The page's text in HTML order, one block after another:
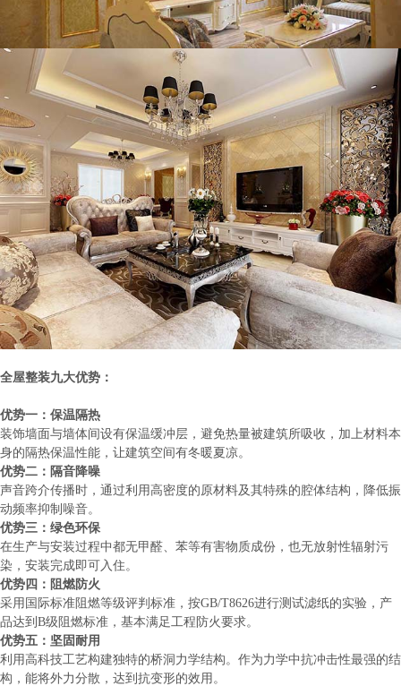
全屋整装九大优势：
优势一：保温隔热
装饰墙面与墙体间设有保温缓冲层，避免热量被建筑所吸收，加上材料本
身的隔热保温性能，让建筑空间有冬暖夏凉。
优势二：隔音降噪
声音跨介传播时，通过利用高密度的原材料及其特殊的腔体结构，降低振
动频率抑制噪音。
优势三：绿色环保
在生产与安装过程中都无甲醛、苯等有害物质成份，也无放射性辐射污
染，安装完成即可入住。
优势四：阻燃防火
采用国际标准阻燃等级评判标准，按GB/T8626进行测试滤纸的实验，产
品达到 B级阻燃标准，基本满足工程防火要求。
优势五：坚固耐用
利用高科技工艺构建独特的桥洞力学结构。作为力学中抗冲击性最强的结
构，能将外力分散，达到抗变形的效用。